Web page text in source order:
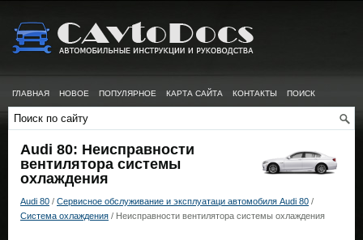
ГЛАВНАЯ НОВОЕ ПОПУЛЯРНОЕ КАРТА САЙТА КОНТАКТЫ ПОИСК
Audi 80: Неисправности
вентилятора системы
охлаждения
Audi 80 / Сервисное обслуживание и эксплуатаци автомобиля Audi 80 /
Система охлаждения / Неисправности вентилятора системы охлаждения